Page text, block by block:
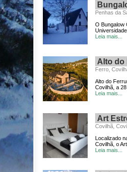
Penhas da
O Bungalow
Leia mais...
Alto do
Ferro,
Alto do
Covilhã, a
Leia mais...
Art
Covilhã,
Localizado
Covilhã, o
Leia mais...